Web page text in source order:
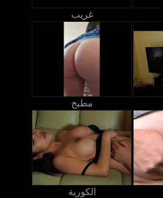
غريب
مطبخ
الكورية